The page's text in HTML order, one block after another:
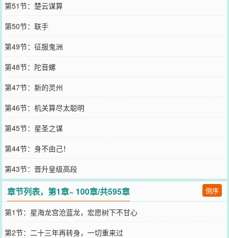
第51节：楚云谋算
第50节：联手
第49节：征服鬼洲
第48节：陀音螺
第47节：新的灵州
第46节：机关算尽太聪明
第45节：星圣之谋
第44节：身不由己！
第43节：晋升皇级高段
章节列表，第1章~ 100章/共595章 倒序
第1节：星海龙宫沧蓝龙，宏愿树下不甘心
第2节：二十三年再转身，一切重来过